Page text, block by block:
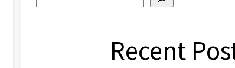
Recent